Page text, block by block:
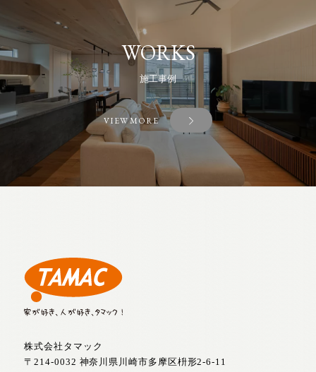
WORKS
施工事例
VIEW MORE
株式会社タマック
〒214-0032 神奈川県川崎市多摩区枡形2-6-11